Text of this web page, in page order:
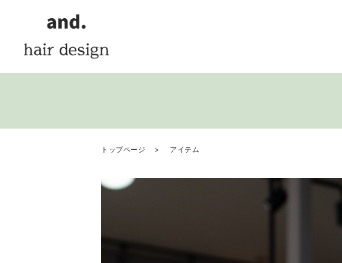
トップページ アイテム